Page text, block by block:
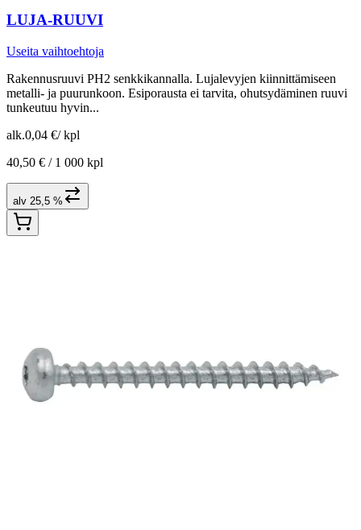
LUJA-RUUVI
Useita vaihtoehtoja
Rakennusruuvi PH2 senkkikannalla. Lujalevyjen kiinnittämiseen
metalli- ja puurunkoon. Esiporausta ei tarvita, ohutsydäminen ruuvi
tunkeutuu hyvin...
alk.0,04 €/ kpl
40,50 € / 1 000 kpl
alv 25,5 %